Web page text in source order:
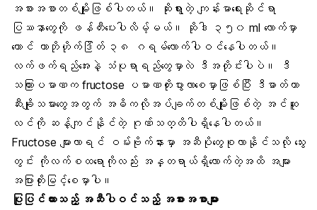
အစားအစာတစ်မျိုးဖြစ်ပါတယ်။ ဆိုးရွားတဲ့ ကျန်းမာရေးဆိုင်ရာ
ပြဿနာတွေကို ဖန်တီးပေးပါလိမ့်မယ်။ ဆိုဒါ ၃၅၀ ml လောက်မှာ
တောင် ကာဘိုဟိုက်ဒြိတ် ၃၈ ဂရမ်လောက်ပါဝင်နေပါတယ်။
လက်ဖက်ရည်အေးနဲ့ သံပုရာရည်တွေမှာလဲ ဒီအတိုင်းပါပဲ။ ဒီ
သကြားပမာဏက fructose ပမာဏတိုးပွားလာစေမှာဖြစ်ပြီး ဒီဓာတ်ဟာ
ဆီးချိုသမားတွေအတွက် အဓိကလိုအပ်ချက်တစ်မျိုးဖြစ်တဲ့ အင်ဆူ
လင်ကို ဆန့်ကျင်နိုင်တဲ့ ဂုဏ်သတ္တိပါရှိနေပါတယ်။
Fructose များလာရင် ဝမ်းဗိုက်နားမှာ အဆီပိုတွေစုလာနိုင်သလို သွေး
တွင်း ကိုလက်စထရောကိုလည်း အန္တရာယ်ရှိလောက်တဲ့အထိ အများ
အပြားတိုးမြင့်စေမှာပါ။
ပြုပြင်ထားသည့် အဆီပါဝင်သည့် အစားအစာများ